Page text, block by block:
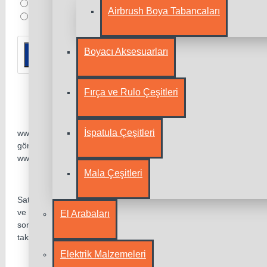
Airbrush Boya Tabancaları
Boyacı Aksesuarları
Fırça ve Rulo Çeşitleri
İspatula Çeşitleri
Mala Çeşitleri
El Arabaları
Elektrik Malzemeleri
Yorumu Gönder
www.nalburdavar.com dan satın alınan ürünler, Anlaşmalı kargo
gönderilmektedir. Kargo takip ve gerekli bilgiler Üye kaydı
www.nalburdavar.com hesabım bölümünden de kargo takip
Satınalmış olduğunuz ürünleri Ambalajı hiç açılmadan 14 gün
ve ürünü kargoya vermeniz gerekmektedir. Ürün kargolandıktan
sonra 5. iş günü içerisinde hesabınıza iade ödemeniz
takip formundan takip ediyoruz, ürünü firmamıza gönderdikten